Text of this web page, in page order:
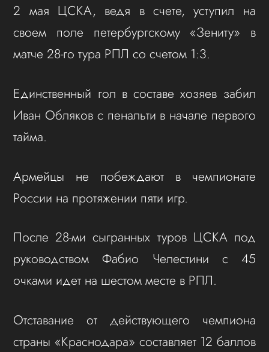
2 мая ЦСКА, ведя в счете, уступил на
своем поле петербургскому «Зениту» в
матче 28-го тура РПЛ со счетом 1:3.
Единственный гол в составе хозяев забил
Иван Обляков с пенальти в начале первого
тайма.
Армейцы не побеждают в чемпионате
России на протяжении пяти игр.
После 28-ми сыгранных туров ЦСКА под
руководством Фабио Челестини с 45
очками идет на шестом месте в РПЛ.
Отставание от действующего чемпиона
страны «Краснодара» составляет 12 баллов